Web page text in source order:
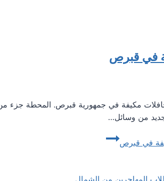
في قبرص
حافلات مكيفة في جمهورية قبرص. المحطة
من وسائل…
في قبرص